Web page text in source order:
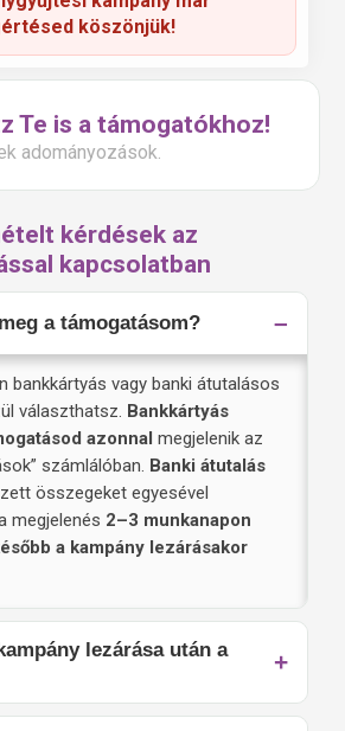
köszönjük!
Te is a támogatókhoz!
adományozások.
kérdések az
kapcsolatban
a támogatásom?
bankkártyás vagy banki átutalásos
választhatsz. Bankkártyás
azonnal megjelenik az
számlálóban. Banki átutalás
összegeket egyesével
megjelenés 2–3 munkanapon
a kampány lezárásakor
lezárása után a